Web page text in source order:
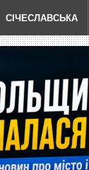
СІЧЕСЛАВСЬКА